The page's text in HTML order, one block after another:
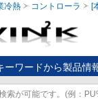
冷熱 コントローラ [
ーワードから製品情